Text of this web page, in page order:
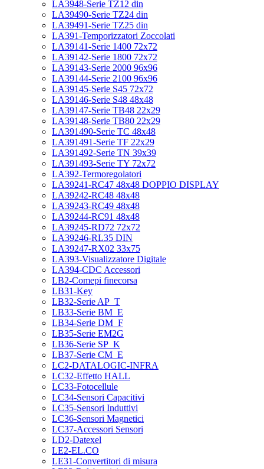
LA3948-Serie TZ12 din
LA39490-Serie TZ24 din
LA39491-Serie TZ25 din
LA391-Temporizzatori Zoccolati
LA39141-Serie 1400 72x72
LA39142-Serie 1800 72x72
LA39143-Serie 2000 96x96
LA39144-Serie 2100 96x96
LA39145-Serie S45 72x72
LA39146-Serie S48 48x48
LA39147-Serie TB48 22x29
LA39148-Serie TB80 22x29
LA391490-Serie TC 48x48
LA391491-Serie TF 22x29
LA391492-Serie TN 39x39
LA391493-Serie TY 72x72
LA392-Termoregolatori
LA39241-RC47 48x48 DOPPIO DISPLAY
LA39242-RC48 48x48
LA39243-RC49 48x48
LA39244-RC91 48x48
LA39245-RD72 72x72
LA39246-RL35 DIN
LA39247-RX02 33x75
LA393-Visualizzatore Digitale
LA394-CDC Accessori
LB2-Comepi finecorsa
LB31-Key
LB32-Serie AP_T
LB33-Serie BM_E
LB34-Serie DM_F
LB35-Serie EM2G
LB36-Serie SP_K
LB37-Serie CM_E
LC2-DATALOGIC-INFRA
LC32-Effetto HALL
LC33-Fotocellule
LC34-Sensori Capacitivi
LC35-Sensori Induttivi
LC36-Sensori Magnetici
LC37-Accessori Sensori
LD2-Datexel
LE2-EL.CO
LE31-Convertitori di misura